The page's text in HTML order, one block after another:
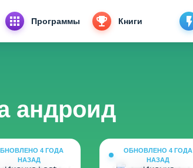
Программы Книги
андроид
4 ГОДА
НАЗАД
ОБНОВЛЕНО 4 ГОДА
НАЗАД